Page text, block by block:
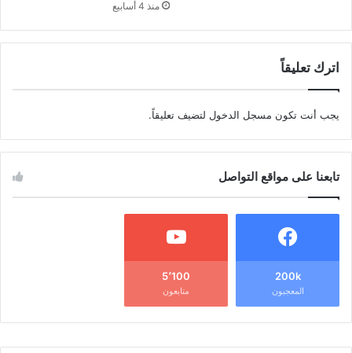
منذ 4 أسابيع
اترك تعليقاً
يجب أنت تكون مسجل الدخول لتضيف تعليقاً.
تابعنا على مواقع التواصل
200k
المعجبون
5٬100
متابعون